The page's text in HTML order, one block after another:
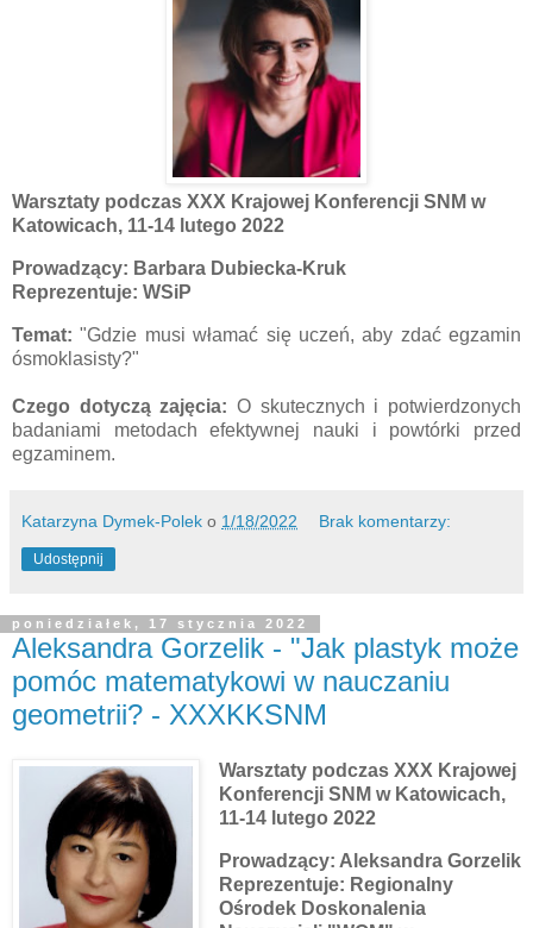
Warsztaty podczas XXX Krajowej Konferencji SNM w
Katowicach, 11-14 lutego 2022
Prowadzący: Barbara Dubiecka-Kruk
Reprezentuje: WSiP
Temat: "Gdzie musi włamać się uczeń, aby zdać egzamin
ósmoklasisty?"
Czego dotyczą zajęcia: O skutecznych i potwierdzonych
badaniami metodach efektywnej nauki i powtórki przed
egzaminem.
Katarzyna Dymek-Polek o 1/18/2022 Brak komentarzy:
Udostępnij
poniedziałek, 17 stycznia 2022
Aleksandra Gorzelik - "Jak plastyk może
pomóc matematykowi w nauczaniu
geometrii? - XXXKKSNM
Warsztaty podczas XXX Krajowej
Konferencji SNM w Katowicach,
11-14 lutego 2022
Prowadzący: Aleksandra Gorzelik
Reprezentuje: Regionalny
Ośrodek Doskonalenia